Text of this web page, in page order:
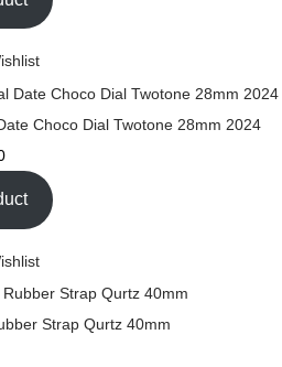
Choco Dial Twotone 28mm 2024
Strap Qurtz 40mm